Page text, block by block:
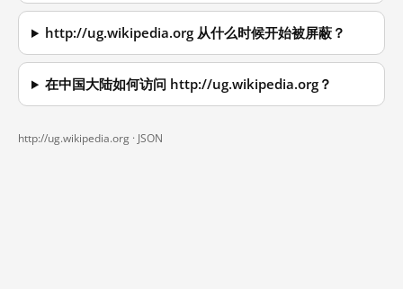
http://ug.wikipedia.org 从什么时候开始被屏蔽？
在中国大陆如何访问 http://ug.wikipedia.org？
http://ug.wikipedia.org · JSON